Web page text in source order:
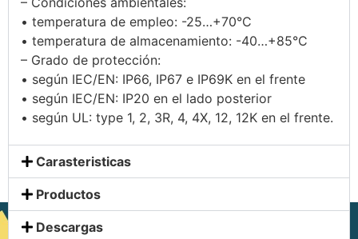
• temperatura de empleo: -25…+70°C
• temperatura de almacenamiento: -40…+85°C
– Grado de protección:
• según IEC/EN: IP66, IP67 e IP69K en el frente
• según IEC/EN: IP20 en el lado posterior
• según UL: type 1, 2, 3R, 4, 4X, 12, 12K en el frente.
Carasteristicas
Productos
Descargas